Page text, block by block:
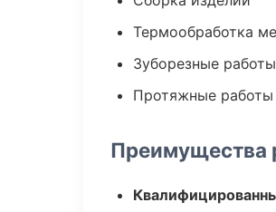
Термообработка
Зуборезные работы
Протяжные работы
Преимущества